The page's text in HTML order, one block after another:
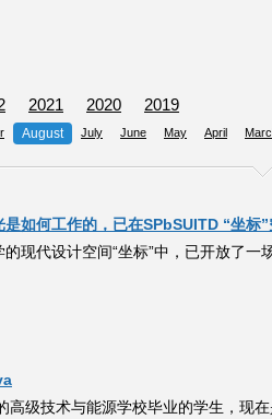
2021 2020 2019
August July June May April
如何工作的，已在SPbSUITD “坐标”
现代设计空间“坐标”中，已开放了
级技术与能源学校毕业的学生，现